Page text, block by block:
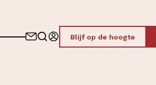
Blijf op de hoogte